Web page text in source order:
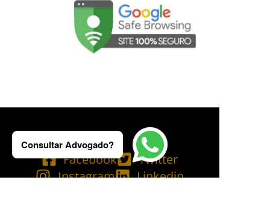
Facebook
Twitter
Instagram
Linkedin
Consultar Advogado?